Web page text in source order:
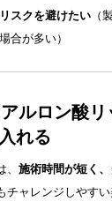
スクを避けたい（
合が多い）
ルロン酸リ
れる
施術時間が短く
チャレンジしやすい